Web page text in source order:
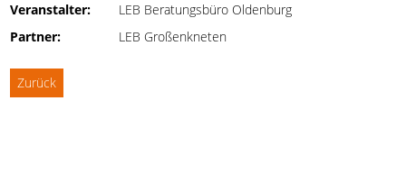
Veranstalter:
LEB Beratungsbüro Oldenburg
Partner:
LEB Großenkneten
Zurück